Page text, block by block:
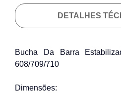
DETALHES
Bucha Da Barra
608/709/710
Dimensões: